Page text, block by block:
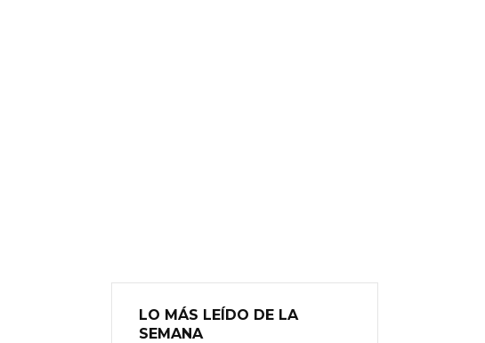
LO MÁS LEÍDO DE LA
SEMANA